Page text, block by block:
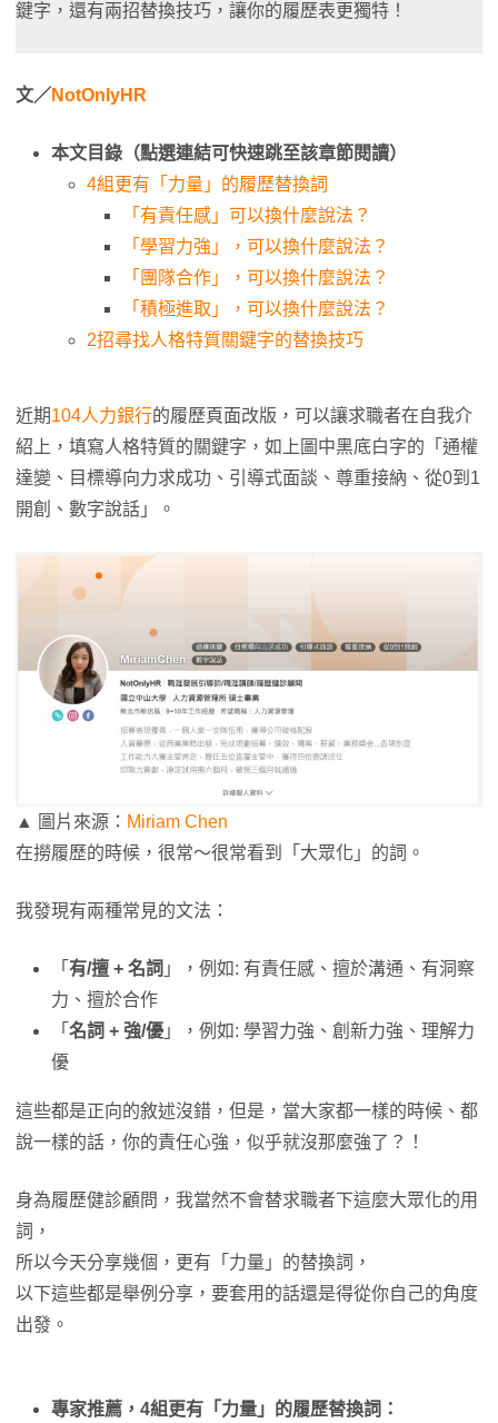
鍵字，還有兩招替換技巧，讓你的履歷表更獨特！
文／ NotOnlyHR
本文目錄（點選連結可快速跳至該章節閱讀）
4組更有「力量」的履歷替換詞
「有責任感」可以換什麼說法？
「學習力強」，可以換什麼說法？
「團隊合作」，可以換什麼說法？
「積極進取」，可以換什麼說法？
2招尋找人格特質關鍵字的替換技巧
近期104人力銀行的履歷頁面改版，可以讓求職者在自我介
紹上，填寫人格特質的關鍵字，如上圖中黑底白字的「通權
達變、目標導向力求成功、引導式面談、尊重接納、從0到1
開創、數字說話」。
▲ 圖片來源： Miriam Chen
在撈履歷的時候，很常～很常看到「大眾化」的詞。
我發現有兩種常見的文法：
「 有/擅 + 名詞 」，例如: 有責任感、擅於溝通、有洞察
力、擅於合作
「 名詞 + 強/優 」，例如: 學習力強、創新力強、理解力
優
這些都是正向的敘述沒錯，但是，當大家都一樣的時候、都
說一樣的話，你的責任心強，似乎就沒那麼強了？！
身為履歷健診顧問，我當然不會替求職者下這麼大眾化的用
詞，
所以今天分享幾個，更有「力量」的替換詞，
以下這些都是舉例分享，要套用的話還是得從你自己的角度
出發。
專家推薦，4組更有「力量」的履歷替換詞：